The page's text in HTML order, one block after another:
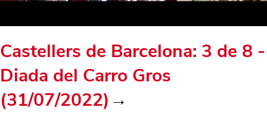
Castellers de Barcelona: 3 de 8 -
Diada del Carro Gros
(31/07/2022) →